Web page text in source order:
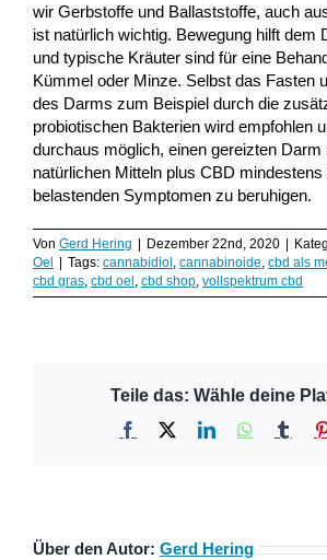
wir Gerbstoffe und Ballaststoffe, auch
ist natürlich wichtig. Bewegung hilft dem
und typische Kräuter sind für eine
Kümmel oder Minze. Selbst das Fasten
des Darms zum Beispiel durch die
probiotischen Bakterien wird empfohlen
durchaus möglich, einen gereizten Darm
natürlichen Mitteln plus CBD
belastenden Symptomen zu beruhigen.
Von Gerd Hering Dezember 22nd, 2020
Oel
Tags: cannabidiol , cannabinoide, cbd als
cbd gras, cbd oel , cbd shop, vollspektrum cbd
Teile das: Wähle deine
Facebook LinkedInWhatsApp
Über den Autor: Gerd Hering